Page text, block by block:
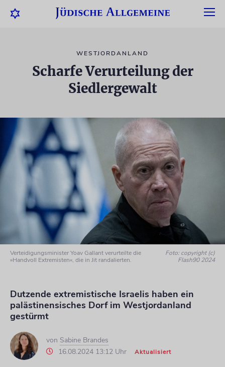
WESTJORDANLAND
Scharfe Verurteilung der
Siedlergewalt
Verteidigungsminister Yoav Gallant verurteilte die
»Handvoll Extremisten«, die in Jit randalierten.
Foto: copyright (c)
Flash90 2024
Dutzende extremistische Israelis haben ein
palästinensisches Dorf im Westjordanland
gestürmt
von Sabine Brandes
16.08.2024 13:12 Uhr
Aktualisiert